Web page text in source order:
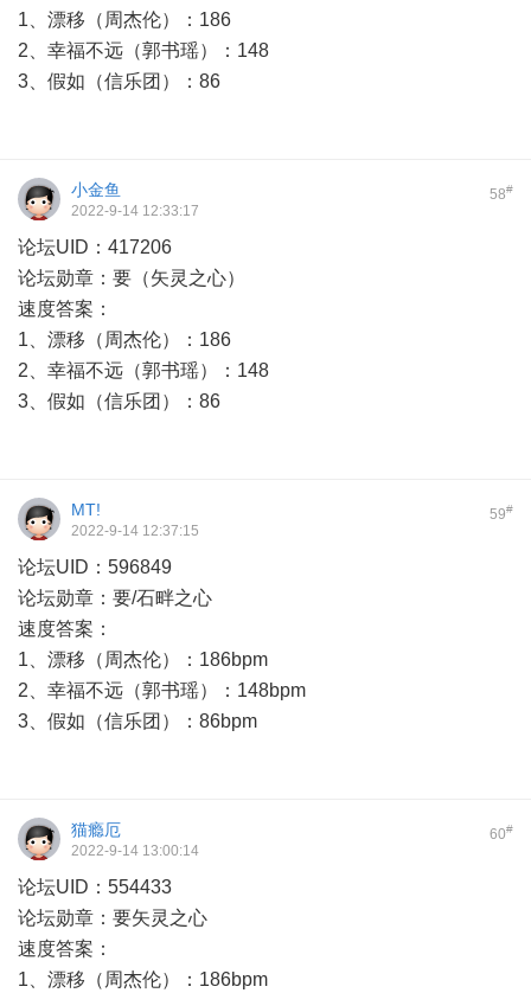
1、漂移（周杰伦）：186
2、幸福不远（郭书瑶）：148
3、假如（信乐团）：86
58#
小金鱼
2022-9-14 12:33:17
论坛UID：417206
论坛勋章：要（矢灵之心）
速度答案：
1、漂移（周杰伦）：186
2、幸福不远（郭书瑶）：148
3、假如（信乐团）：86
59#
MT!
2022-9-14 12:37:15
论坛UID：596849
论坛勋章：要/石畔之心
速度答案：
1、漂移（周杰伦）：186bpm
2、幸福不远（郭书瑶）：148bpm
3、假如（信乐团）：86bpm
60#
猫瘾厄
2022-9-14 13:00:14
论坛UID：554433
论坛勋章：要矢灵之心
速度答案：
1、漂移（周杰伦）：186bpm